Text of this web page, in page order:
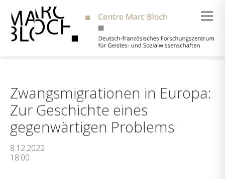
Zwangsmigrationen in Europa:
Zur Geschichte eines
gegenwärtigen Problems
8.12.2022
18:00